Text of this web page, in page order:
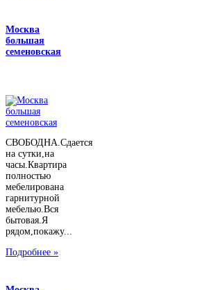
Москва
большая
семеновская
СВОБОДНА.Сдается
на сутки,на
часы.Квартира
полностью
мебелирована
гарнитурной
мебелью.Вся
бытовая.Я
рядом,покажу...
Подробнее »